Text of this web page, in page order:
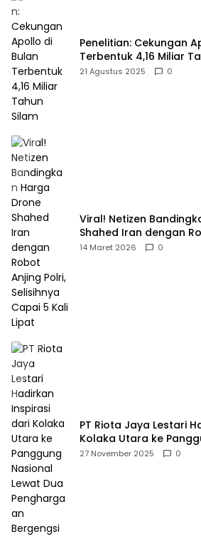
Penelitian: Cekungan
Terbentuk 4,16 Miliar
21 Agustus 2025 0
Viral! Netizen
Shahed Iran dengan
Selisihnya Capai 5 Kali
14 Maret 2026 0
PT Riota Jaya Lestari
Kolaka Utara ke
Dua Penghargaan
27 November 2025 0